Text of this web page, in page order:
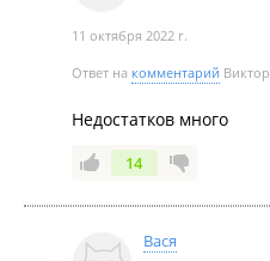
11 октября 2022 г.
Ответ на комментарий Виктор
Недостатков много
14
Вася